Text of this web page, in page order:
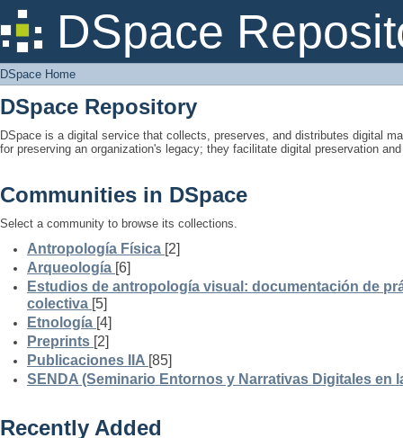
DSpace
DSpace Home
DSpace Home
DSpace Repository
DSpace is a digital service that collects, preserves, and distributes digital
for preserving an organization's legacy; they facilitate digital preservation
Communities in DSpace
Select a community to browse its collections.
Antropología Física [2]
Arqueología [6]
Estudios de antropología visual: documentación de
colectiva [5]
Etnología [4]
Preprints [2]
Publicaciones IIA [85]
SENDA (Seminario Entornos y Narrativas Digitales en
Recently Added